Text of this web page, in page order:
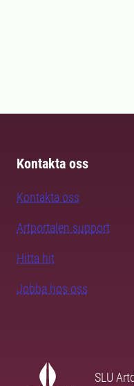
Kontakta oss
Kontakta oss
Artportalen support
Hitta hit
Jobba hos oss
SLU